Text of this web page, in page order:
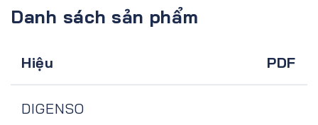
Danh sách sản phẩm
Hiệu PDF
DIGENSO